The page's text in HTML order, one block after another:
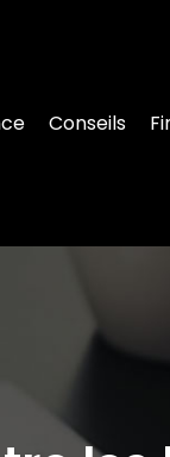
Conseils